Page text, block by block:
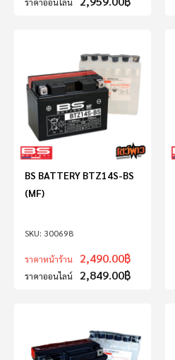
300698
BS BATTERY BTZ14S-BS
(MF)
ราคาหน้าร้าน 2,490.00฿
ราคาออนไลน์ 2,849.00฿